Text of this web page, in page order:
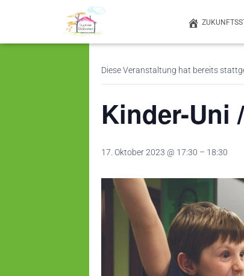
« Alle Veranstaltungen
Diese Veranstaltung hat bereits
Kinder-Uni
17. Oktober 2023 @ 17:30 – 18:30